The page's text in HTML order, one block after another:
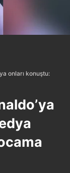
onları konuştu: